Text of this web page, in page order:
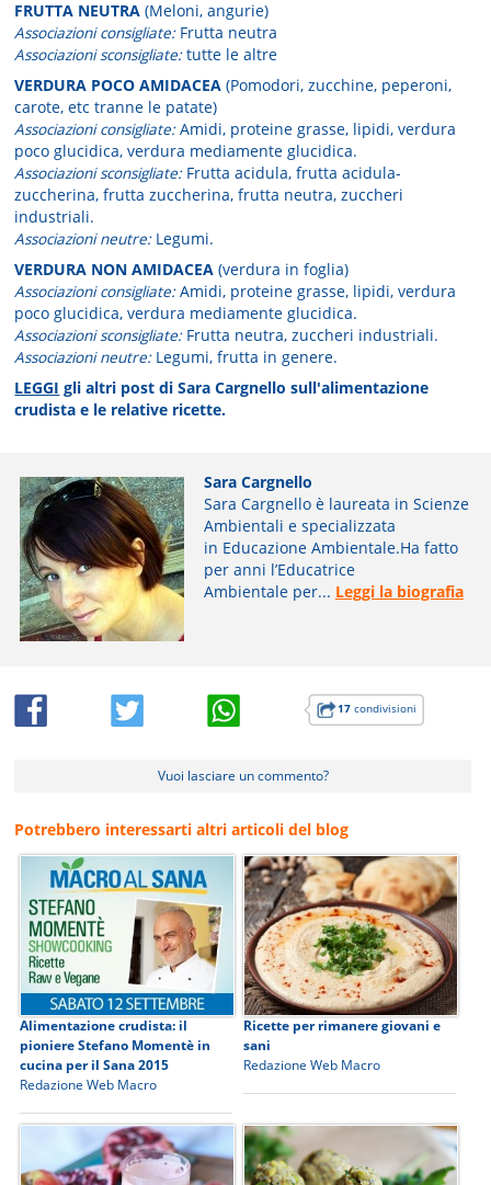
FRUTTA NEUTRA (Meloni, angurie)
Associazioni consigliate:Frutta neutra
Associazioni sconsigliate:tutte le altre
VERDURA POCO AMIDACEA (Pomodori, zucchine, peperoni,
carote, etc tranne le patate)
Associazioni consigliate:Amidi, proteine grasse, lipidi, verdura
poco glucidica, verdura mediamente glucidica.
Associazioni sconsigliate:Frutta acidula, frutta acidula-
zuccherina, frutta zuccherina, frutta neutra, zuccheri
industriali.
Associazioni neutre:Legumi.
VERDURA NON AMIDACEA (verdura in foglia)
Associazioni consigliate:Amidi, proteine grasse, lipidi, verdura
poco glucidica, verdura mediamente glucidica.
Associazioni sconsigliate:Frutta neutra, zuccheri industriali.
Associazioni neutre:Legumi, frutta in genere.
LEGGI gli altri post di Sara Cargnello sull'alimentazione
crudista e le relative ricette.
Sara Cargnello
Sara Cargnello è laureata in Scienze
Ambientali e specializzata
in Educazione Ambientale.Ha fatto
per anni l’Educatrice
Ambientale per... Leggi la biografia
17condivisioni
Vuoi lasciare un commento?
Potrebbero interessarti altri articoli del blog
Alimentazione crudista: il
pioniere Stefano Momentè in
cucina per il Sana 2015
Redazione Web Macro
Ricette per rimanere giovani e
sani
Redazione Web Macro